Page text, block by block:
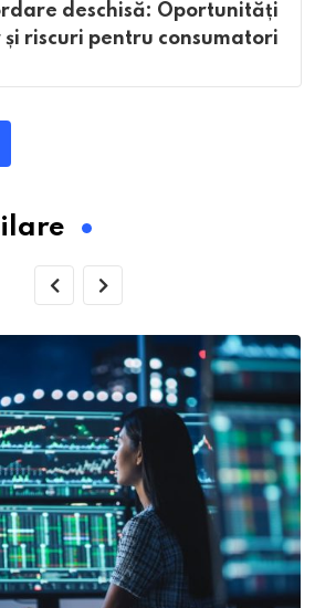
deschisă: Oportunități
riscuri pentru consumatori